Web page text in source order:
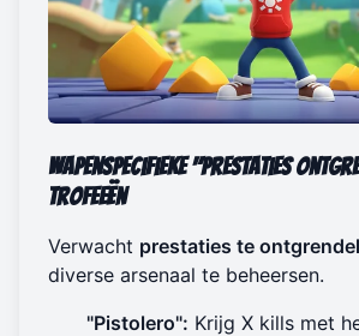
Wapenspecifieke "Prestaties
Trofeeën
Verwacht prestaties te
diverse arsenaal te beheersen.
"Pistolero": Krijg X kills met